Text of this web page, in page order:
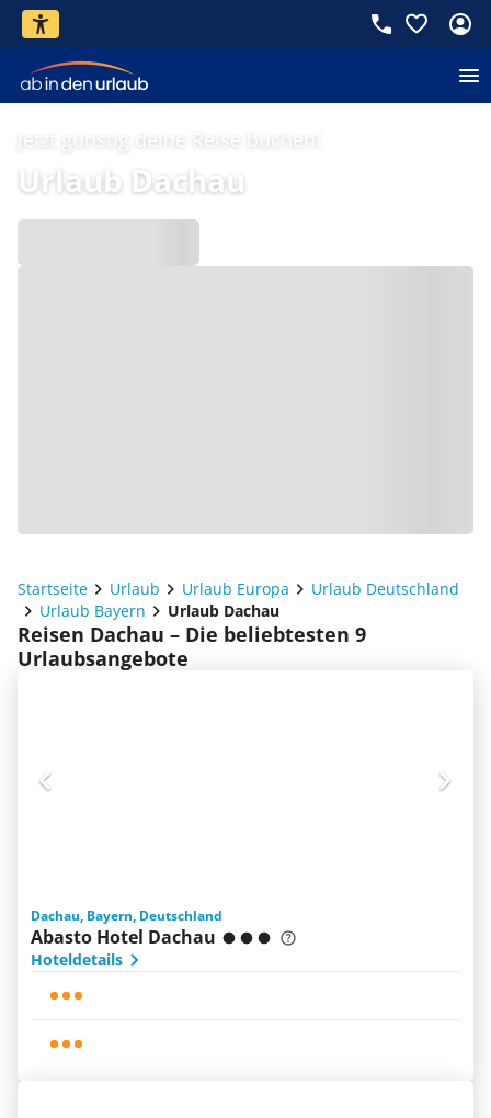
Jetzt günstig deine Reise buchen!
Urlaub Dachau
Startseite Urlaub Urlaub Europa
Urlaub Deutschland
Urlaub Bayern
Urlaub Dachau
Reisen Dachau – Die beliebtesten 9
Urlaubsangebote
Dachau, Bayern, Deutschland
Abasto Hotel Dachau
Hoteldetails